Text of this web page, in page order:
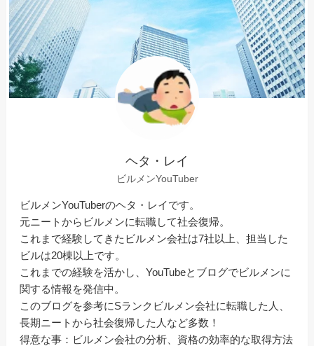
ヘタ・レイ
ビルメンYouTuber
ビルメンYouTuberのヘタ・レイです。
元ニートからビルメンに転職して社会復帰。
これまで経験してきたビルメン会社は7社以上、担当した
ビルは20棟以上です。
これまでの経験を活かし、YouTubeとブログでビルメンに
関する情報を発信中。
このブログを参考にSランクビルメン会社に転職した人、
長期ニートから社会復帰した人など多数！
得意な事：ビルメン会社の分析、資格の効率的な取得方法